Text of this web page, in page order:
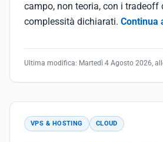
campo, non teoria, con i tradeoff
complessità dichiarati. Continua
Ultima modifica: Martedì 4 Agosto 2026,
VPS & HOSTING CLOUD